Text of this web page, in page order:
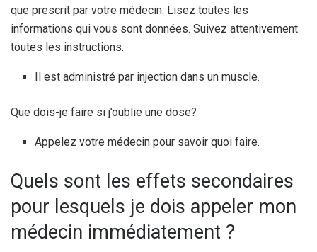
que prescrit par votre médecin. Lisez toutes les
informations qui vous sont données. Suivez attentivement
toutes les instructions.
Il est administré par injection dans un muscle.
Que dois-je faire si j’oublie une dose?
Appelez votre médecin pour savoir quoi faire.
Quels sont les effets secondaires
pour lesquels je dois appeler mon
médecin immédiatement ?